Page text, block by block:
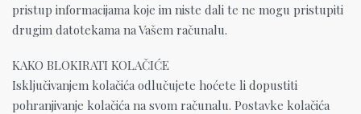
pristup informacijama koje im niste dali te ne mogu pristupiti
drugim datotekama na Vašem računalu.
KAKO BLOKIRATI KOLAČIĆE
Isključivanjem kolačića odlučujete hoćete li dopustiti
pohranjivanje kolačića na svom računalu. Postavke kolačića